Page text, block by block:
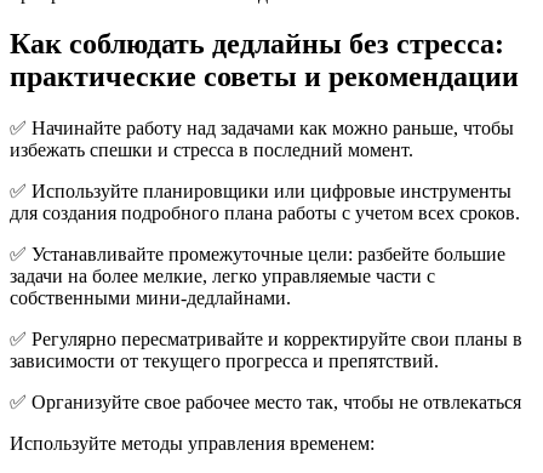
Как соблюдать дедлайны без стресса:
практические советы и рекомендации
✅ Начинайте работу над задачами как можно раньше, чтобы
избежать спешки и стресса в последний момент.
✅ Используйте планировщики или цифровые инструменты
для создания подробного плана работы с учетом всех сроков.
✅ Устанавливайте промежуточные цели: разбейте большие
задачи на более мелкие, легко управляемые части с
собственными мини-дедлайнами.
✅ Регулярно пересматривайте и корректируйте свои планы в
зависимости от текущего прогресса и препятствий.
✅ Организуйте свое рабочее место так, чтобы не отвлекаться
Используйте методы управления временем: